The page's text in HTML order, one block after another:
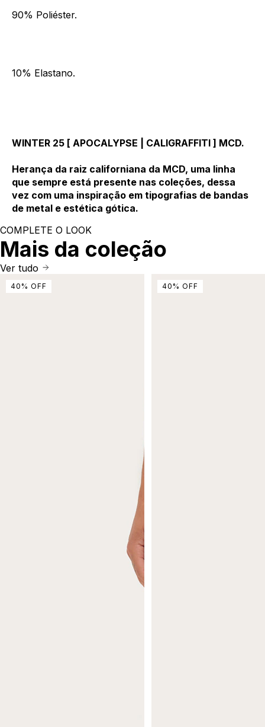
90% Poliéster.
10% Elastano.
WINTER 25 [ APOCALYPSE | CALIGRAFFITI ] MCD.
Herança da raiz californiana da MCD, uma linha
que sempre está presente nas coleções, dessa
vez com uma inspiração em tipografias de bandas
de metal e estética gótica.
COMPLETE O LOOK
Mais da coleção
Ver tudo
40 % OFF 40 % OFF